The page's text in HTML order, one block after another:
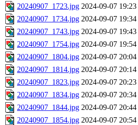
20240907_1723.jpg 2024-09-07 19:23
20240907_1734.jpg 2024-09-07 19:34
20240907_1743.jpg 2024-09-07 19:43
20240907_1754.jpg 2024-09-07 19:54
20240907_1804.jpg 2024-09-07 20:04
20240907_1814.jpg 2024-09-07 20:14
20240907_1823.jpg 2024-09-07 20:23
20240907_1834.jpg 2024-09-07 20:34
20240907_1844.jpg 2024-09-07 20:44
20240907_1854.jpg 2024-09-07 20:54